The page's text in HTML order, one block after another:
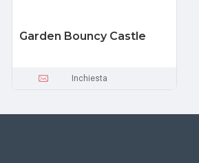
Garden Bouncy Castle
Inchiesta